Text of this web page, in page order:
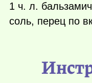
1 ч. л.
соль, перец по